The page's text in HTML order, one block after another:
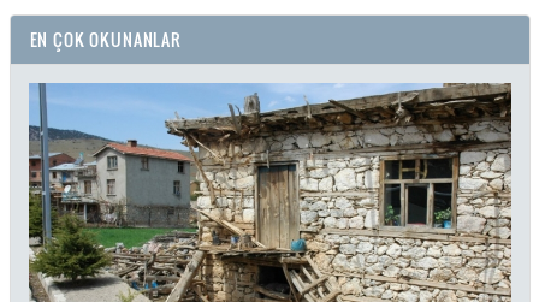
EN ÇOK OKUNANLAR